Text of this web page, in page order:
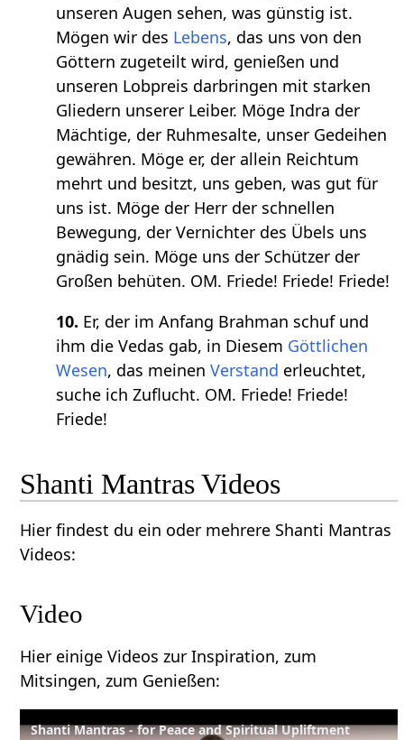
unseren Augen sehen, was günstig ist.
Mögen wir des Lebens, das uns von den
Göttern zugeteilt wird, genießen und
unseren Lobpreis darbringen mit starken
Gliedern unserer Leiber. Möge Indra der
Mächtige, der Ruhmesalte, unser Gedeihen
gewähren. Möge er, der allein Reichtum
mehrt und besitzt, uns geben, was gut für
uns ist. Möge der Herr der schnellen
Bewegung, der Vernichter des Übels uns
gnädig sein. Möge uns der Schützer der
Großen behüten. OM. Friede! Friede! Friede!
10. Er, der im Anfang Brahman schuf und
ihm die Vedas gab, in Diesem Göttlichen
Wesen, das meinenVerstand erleuchtet,
suche ich Zuflucht. OM. Friede! Friede!
Friede!
Shanti Mantras Videos
Hier findest du ein oder mehrere Shanti Mantras
Videos:
Video
Hier einige Videos zur Inspiration, zum
Mitsingen, zum Genießen:
Shanti Mantras - for Peace and Spiritual Upliftment